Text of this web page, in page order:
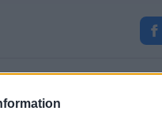
tudi v Velenju.
zasedbo,